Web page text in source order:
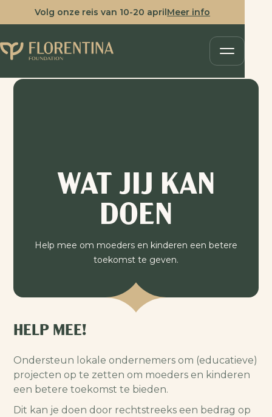
Volg onze reis van 10-20 aprilMeer info
WAT JIJ KAN
DOEN
Help mee om moeders en kinderen een betere
toekomst te geven.
HELP MEE!
Ondersteun lokale ondernemers om (educatieve)
projecten op te zetten om moeders en kinderen
een betere toekomst te bieden.
Dit kan je doen door rechtstreeks een bedrag op